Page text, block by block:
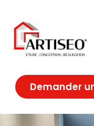
Demander